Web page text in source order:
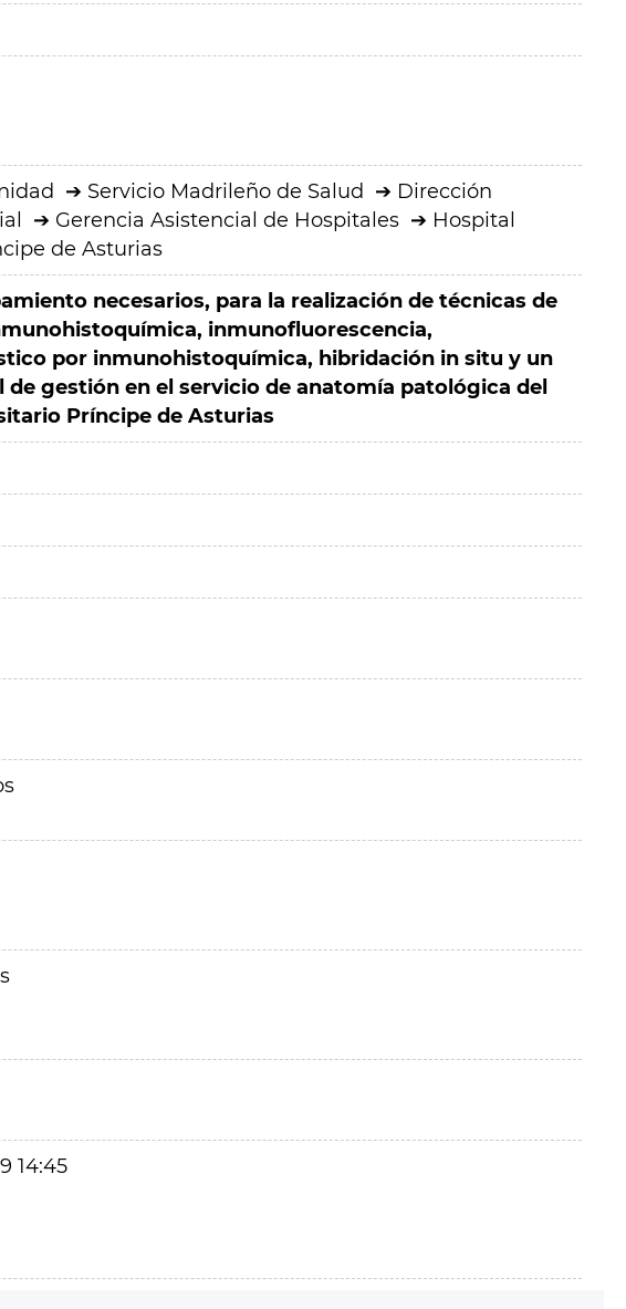
Servicio Madrileño de Salud
Dirección
Gerencia Asistencial de Hospitales
Hospital
de Asturias
necesarios, para la realización de técnicas de
inmunofluorescencia,
por inmunohistoquímica, hibridación in situ y un
gestión en el servicio de anatomía patológica del
Príncipe de Asturias
14:45